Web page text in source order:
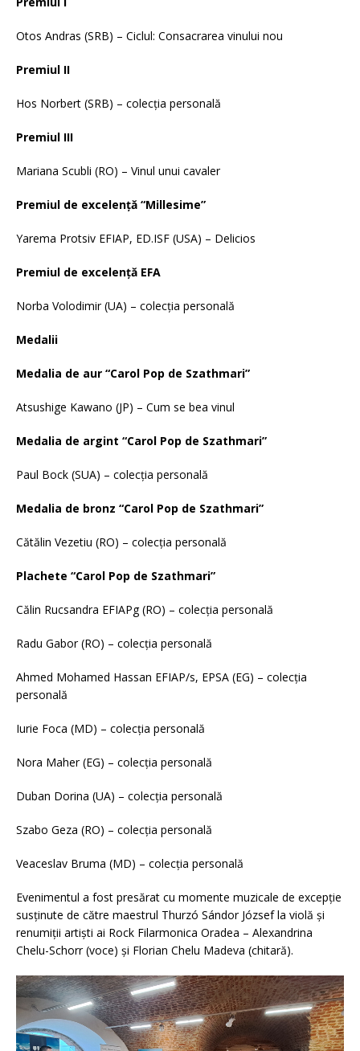
Otos Andras (SRB) – Ciclul: Consacrarea vinului nou
Premiul II
Hos Norbert (SRB) – colecția personală
Premiul III
Mariana Scubli (RO) – Vinul unui cavaler
Premiul de excelență “Millesime”
Yarema Protsiv EFIAP, ED.ISF (USA) – Delicios
Premiul de excelență EFA
Norba Volodimir (UA) – colecția personală
Medalii
Medalia de aur “Carol Pop de Szathmari”
Atsushige Kawano (JP) – Cum se bea vinul
Medalia de argint “Carol Pop de Szathmari”
Paul Bock (SUA) – colecția personală
Medalia de bronz “Carol Pop de Szathmari”
Cătălin Vezetiu (RO) – colecția personală
Plachete “Carol Pop de Szathmari”
Călin Rucsandra EFIAPg (RO) – colecția personală
Radu Gabor (RO) – colecția personală
Ahmed Mohamed Hassan EFIAP/s, EPSA (EG) – colecția
personală
Iurie Foca (MD) – colecția personală
Nora Maher (EG) – colecția personală
Duban Dorina (UA) – colecția personală
Szabo Geza (RO) – colecția personală
Veaceslav Bruma (MD) – colecția personală
Evenimentul a fost presărat cu momente muzicale de excepție
susținute de către maestrul Thurzó Sándor József la violă și
renumiții artiști ai Rock Filarmonica Oradea – Alexandrina
Chelu-Schorr (voce) și Florian Chelu Madeva (chitară).